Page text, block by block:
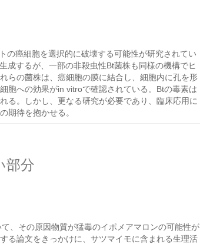
の癌細胞を選択的に破壊する可能性が研究されてい
成するが、一部の非殺虫性Bt菌株も同様の機構でヒ
らの菌株は、癌細胞の膜に結合し、細胞内に孔を形
胞への効果がin vitroで確認されている。Btの毒素は
る。しかし、更なる研究が必要であり、臨床応用に
期待を抱かせる。
部分
、その原因物質が猛毒のイポメアマロンの可能性が
る論文をきっかけに、サツマイモに含まれる生理活